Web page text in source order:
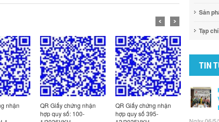
nhận
QR Giấy chứng nhận
hợp quy số 395-
QR Giấy chứng nhận
hợp quy số:
QR Giấy
Sản
Tạp chí
TIN